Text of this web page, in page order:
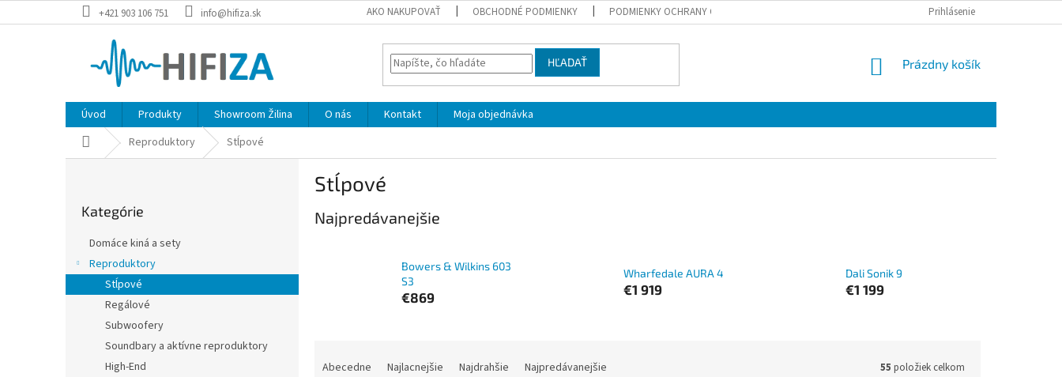
na
+421 903 106 751 info@hifiza.sk AKO NAKUPOVAŤ OBCHODNÉ PODMIENKY PODMIENKY OCHRANY OSOBNÝCH ÚDAJOV Prihlásenie
HĽADAŤ
NÁKUPNÝ
Prázdny košík
Úvod Produkty Showroom Žilina O nás Kontakt
Moja objednávka
DomovReproduktory Stĺpové
a
kategórie
Kategórie
Domáce kiná a sety
Reproduktory
Stĺpové
Regálové
Subwoofery
Soundbary a aktívne reproduktory
High-End
Stĺpové
Najpredávanejšie
Bowers & Wilkins 603
S3
€869
Wharfedale AURA 4
€1 919
Dali Sonik 9
€1 199
Abecedne Najlacnejšie Najdrahšie Najpredávanejšie 55 položiek celkom